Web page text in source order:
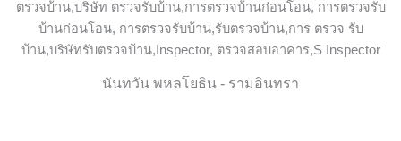
นันทวัน พหลโยธิน - รามอินทรา